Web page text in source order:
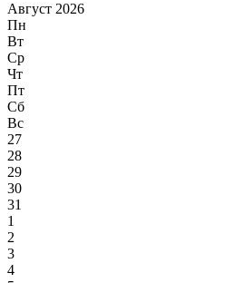
Август 2026
Пн
Вт
Ср
Чт
Пт
Сб
Вс
27
28
29
30
31
1
2
3
4